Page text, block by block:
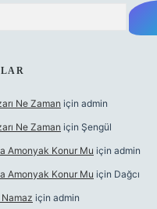
Ne Zaman için admin
Ne Zaman için Şengül
Amonyak Konur Mu için admin
Amonyak Konur Mu için Dağcı
Namaz için admin